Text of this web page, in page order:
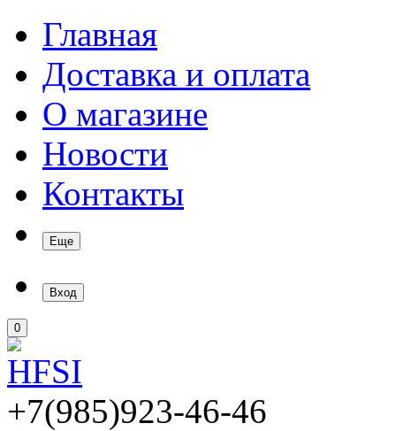
Главная
Доставка и оплата
О магазине
Новости
Контакты
Еще
Вход
0
+7(985)923-46-46